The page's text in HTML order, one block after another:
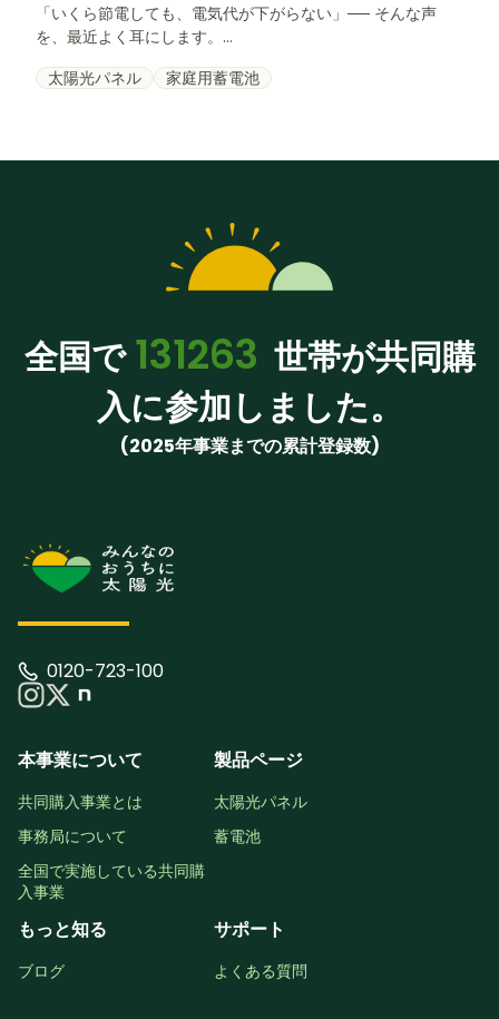
「いくら節電しても、電気代が下がらない」── そんな声
を、最近よく耳にします。...
太陽光パネル
家庭用蓄電池
全国で 131263 世帯が共同購
入に参加しました。
(2025年事業までの累計登録数)
0120-723-100
本事業について
共同購入事業とは
事務局について
全国で実施している共同購
入事業
製品ページ
太陽光パネル
蓄電池
もっと知る
ブログ
サポート
よくある質問